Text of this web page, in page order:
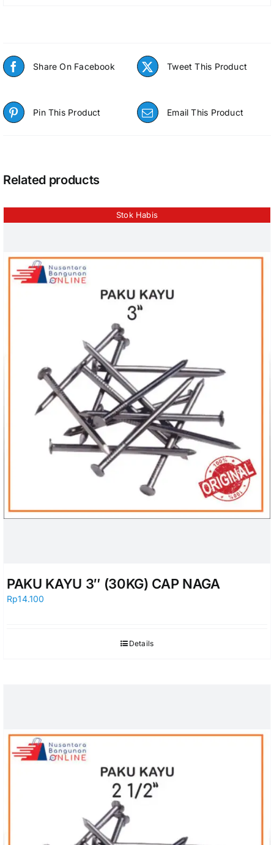
Share On Facebook Tweet This Product
Pin This Product Email This Product
Related products
Stok Habis
PAKU KAYU 3″ (30KG) CAP NAGA
Rp14.100
Details